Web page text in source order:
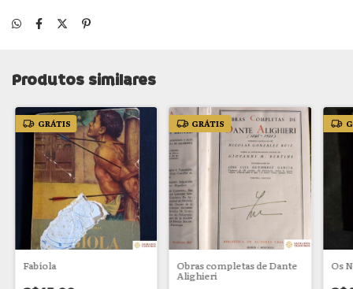
Produtos similares
GRÁTIS
Fabíola
GRÁTIS
Obras completas de Dante
Alighieri
Os